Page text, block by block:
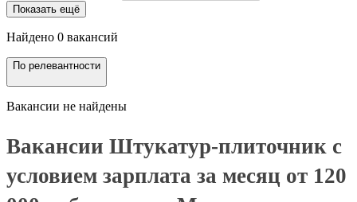
Показать ещё
Найдено 0 вакансий
По релевантности
Вакансии не найдены
Вакансии Штукатур-плиточник с
условием зарплата за месяц от 120